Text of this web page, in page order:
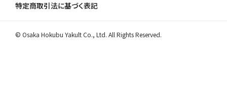
特定商取引法に基づく表記
© Osaka Hokubu Yakult Co., Ltd. All Rights Reserved.